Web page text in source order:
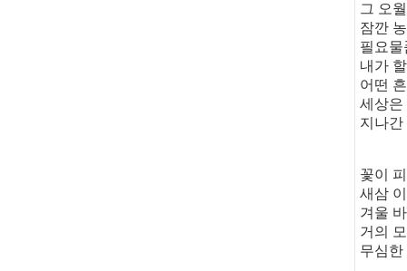
그 오
잠깐
필요
내가
어떤
세상은
지나
꽃이
새삼
겨울
거의
무심